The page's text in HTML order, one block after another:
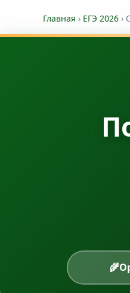
Главная › ЕГЭ 2026 ›
🌾